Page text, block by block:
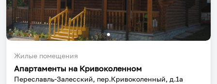
Жилые помещения
Апартаменты на Кривоколенном
Переславль-Залесский, пер.Кривоколенный, д.1а